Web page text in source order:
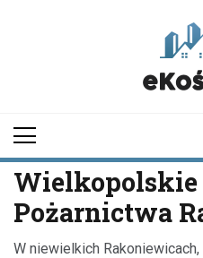
Wielkopolskie
Pożarnictwa
W niewielkich Rakoniewicach,